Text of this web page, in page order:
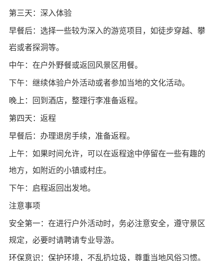
第三天：深入体验
早餐后：选择一些较为深入的游览项目，如徒步穿越、攀
岩或者探洞等。
中午：在户外野餐或返回风景区用餐。
下午：继续体验户外活动或者参加当地的文化活动。
晚上：回到酒店，整理行李准备返程。
第四天：返程
早餐后：办理退房手续，准备返程。
上午：如果时间允许，可以在返程途中停留在一些有趣的
地方，如附近的小镇或村庄。
下午：启程返回出发地。
注意事项
安全第一：在进行户外活动时，务必注意安全，遵守景区
规定，必要时请聘请专业导游。
环保意识：保护环境，不乱扔垃圾，尊重当地风俗习惯。